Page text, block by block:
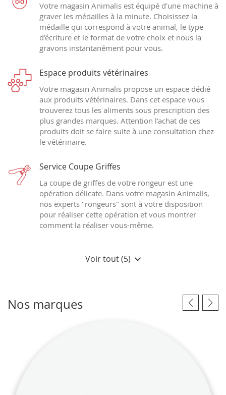
Votre magasin Animalis est équipé d'une machine à
graver les médailles à la minute. Choisissez la
médaille qui correspond à votre animal, le type
d'écriture et le format de votre choix et nous la
gravons instantanément pour vous.
Espace produits vétérinaires
Votre magasin Animalis propose un espace dédié
aux produits vétérinaires. Dans cet espace vous
trouverez tous les aliments sous prescription des
plus grandes marques. Attention l'achat de ces
produits doit se faire suite à une consultation chez
le vétérinaire.
Service Coupe Griffes
La coupe de griffes de votre rongeur est une
opération délicate. Dans votre magasin Animalis,
nos experts "rongeurs" sont à votre disposition
pour réaliser cette opération et vous montrer
comment la réaliser vous-même.
Voir tout (5)
Nos marques